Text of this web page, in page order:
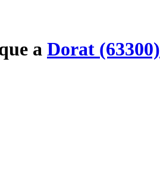
a Dorat (63300)